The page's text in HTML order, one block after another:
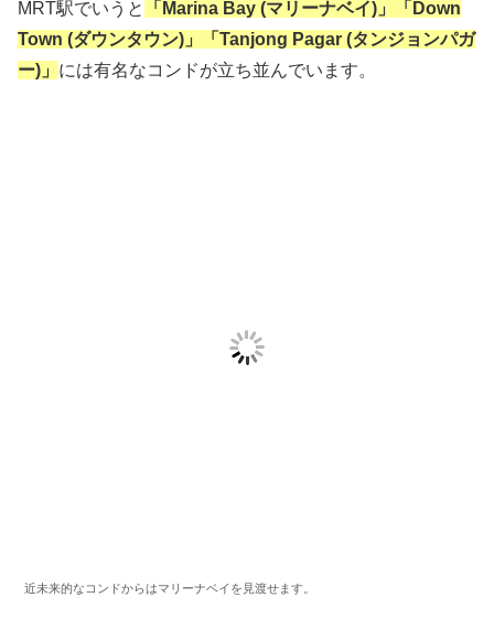
MRT駅でいうと
「Marina Bay (マリーナベイ)」「Down
Town (ダウンタウン)」「Tanjong Pagar (タンジョンパガ
ー)」 には有名なコンドが立ち並んでいます。
近未来的なコンドからはマリーナベイを見渡せます。